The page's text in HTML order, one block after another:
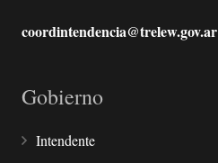
coordintendencia@trelew.gov.ar
Gobierno
Intendente